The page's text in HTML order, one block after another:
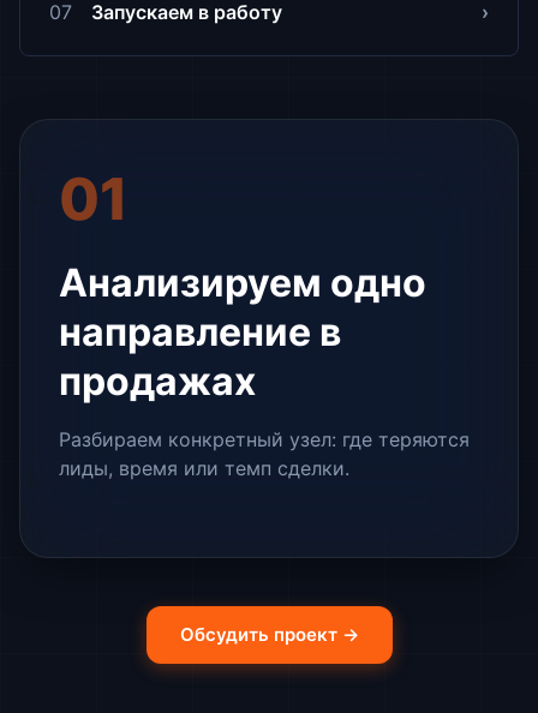
ровнее - а не на интуиции.»
руководитель видит актуальную картину
без ручного сведения, решения начинают
07 Запускаем в работу ›
01
Анализируем одно
направление в
продажах
Разбираем конкретный узел: где теряются
лиды, время или темп сделки.
Обсудить проект →